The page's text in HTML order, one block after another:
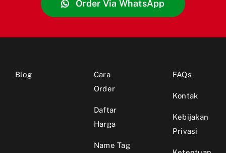
Order Via WhatsApp
Blog
Cara
Order
Daftar
Harga
Name Tag
FAQs
Kontak
Kebijakan
Privasi